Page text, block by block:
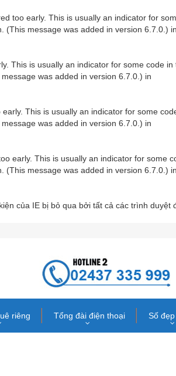
too early. This is usually an indicator for
(This message was added in version 6.7.0.) in
This is usually an indicator for some code
was added in version 6.7.0.) in
This is usually an indicator for some
was added in version 6.7.0.) in
early. This is usually an indicator for some
(This message was added in version 6.7.0.) in
của IE bị bỏ qua bởi tất cả các trình duyệt
riêng Tổng đài điện thoại Số